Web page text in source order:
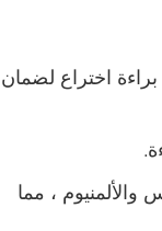
اختراع لضمان
، مما